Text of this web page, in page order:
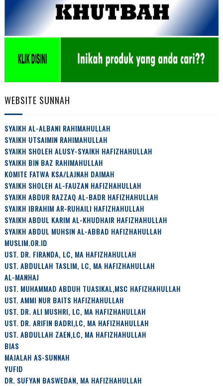
WEBSITE SUNNAH
SYAIKH AL-ALBANI RAHIMAHULLAH
SYAIKH UTSAIMIN RAHIMAHULLAH
SYAIKH SHOLEH ALUSY-SYAIKH HAFIZHAHULLAH
SYAIKH BIN BAZ RAHIMAHULLAH
KOMITE FATWA KSA/LAJNAH DAIMAH
SYAIKH SHOLEH AL-FAUZAN HAFIZHAHULLAH
SYAIKH ABDUR RAZZAQ AL-BADR HAFIZHAHULLAH
SYAIKH IBRAHIM AR-RUHAILI HAFIZHAHULLAH
SYAIKH ABDUL KARIM AL-KHUDHAIR HAFIZHAHULLAH
SYAIKH ABDUL MUHSIN AL-ABBAD HAFIZHAHULLAH
MUSLIM.OR.ID
UST. DR. FIRANDA, LC, MA HAFIZHAHULLAH
UST. ABDULLAH TASLIM, LC, MA HAFIZHAHULLAH
AL-MANHAJ
UST. MUHAMMAD ABDUH TUASIKAL,MSC HAFIZHAHULLAH
UST. AMMI NUR BAITS HAFIZHAHULLAH
UST. DR. ALI MUSHRI, LC, MA HAFIZHAHULLAH
UST. DR. ARIFIN BADRI,LC, MA HAFIZHAHULLAH
UST. ABDULLAH ZAEN,LC, MA HAFIZHAHULLAH
BIAS
MAJALAH AS-SUNNAH
YUFID
DR. SUFYAN BASWEDAN, MA HAFIZHAHULLAH